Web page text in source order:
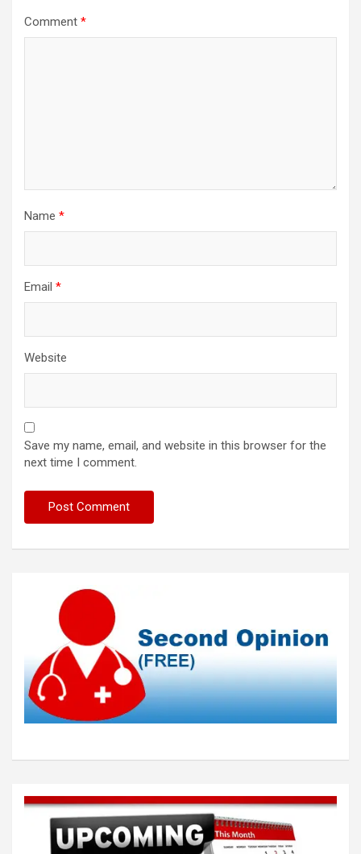
Comment *
Name *
Email *
Website
Save my name, email, and website in this browser for the
next time I comment.